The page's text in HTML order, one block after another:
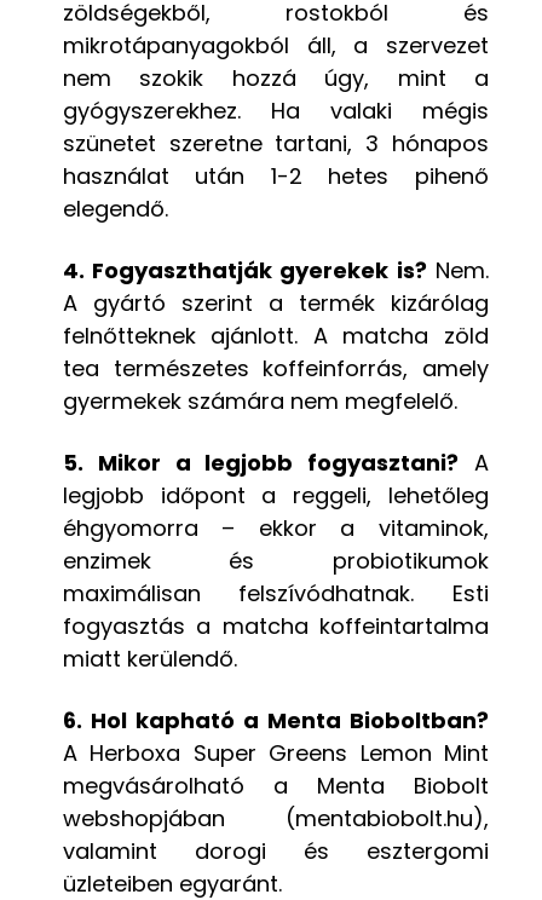
zöldségekből, rostokból és
mikrotápanyagokból áll, a szervezet
nem szokik hozzá úgy, mint a
gyógyszerekhez. Ha valaki mégis
szünetet szeretne tartani, 3 hónapos
használat után 1-2 hetes pihenő
elegendő.
4. Fogyaszthatják gyerekek is?Nem.
A gyártó szerint a termék kizárólag
felnőtteknek ajánlott. A matcha zöld
tea természetes koffeinforrás, amely
gyermekek számára nem megfelelő.
5. Mikor a legjobb fogyasztani? A
legjobb időpont a reggeli, lehetőleg
éhgyomorra – ekkor a vitaminok,
enzimek és probiotikumok
maximálisan felszívódhatnak. Esti
fogyasztás a matcha koffeintartalma
miatt kerülendő.
6. Hol kapható a Menta Bioboltban?
A Herboxa Super Greens Lemon Mint
megvásárolható a Menta Biobolt
webshopjában (mentabiobolt.hu),
valamint dorogi és esztergomi
üzleteiben egyaránt.